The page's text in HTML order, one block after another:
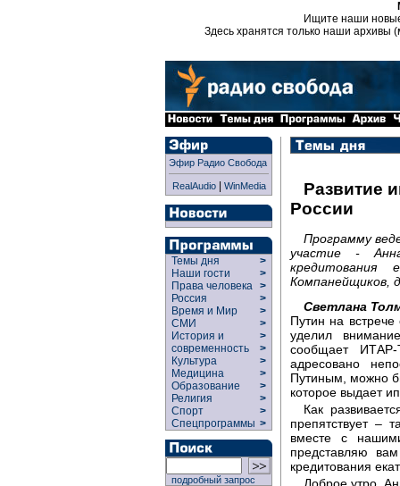
Ищите наши
Здесь хранятся только наши архивы
Эфир Радио Свобода
RealAudio| WinMedia
Темы дня
>
Наши гости
>
Права человека >
Россия
>
Время и Мир
>
СМИ
>
История и
современность
>
>
Культура
>
Медицина
>
Образование
>
Религия
>
Спорт
>
Спецпрограммы >
подробный запрос
Развитие
России
Программу
участие -
кредитования
Компанейщиков,
Светлана
Путин на
уделил
сообщает ИТАР-
адресовано
Путиным, можно
которое выдает
Как
препятствует –
вместе с
представляю
кредитования
Доброе утро,